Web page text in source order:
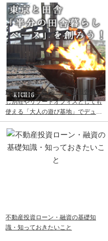
飯能ベース｜飯能・青梅で田舎暮ら
し別荘やリゾートオフィスとしても
使える「大人の遊び基地」でデュア
ルライフ
不動産投資ローン・融資の基礎知
識・知っておきたいこと